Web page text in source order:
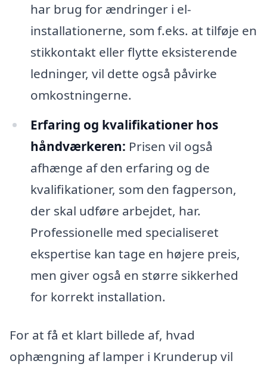
har brug for ændringer i el-
installationerne, som f.eks. at tilføje en
stikkontakt eller flytte eksisterende
ledninger, vil dette også påvirke
omkostningerne.
Erfaring og kvalifikationer hos
håndværkeren: Prisen vil også
afhænge af den erfaring og de
kvalifikationer, som den fagperson,
der skal udføre arbejdet, har.
Professionelle med specialiseret
ekspertise kan tage en højere preis,
men giver også en større sikkerhed
for korrekt installation.
For at få et klart billede af, hvad
ophængning af lamper i Krunderup vil